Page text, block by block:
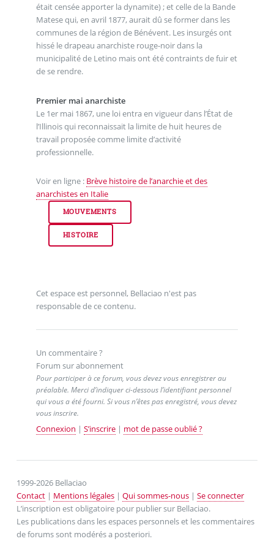
était censée apporter la dynamite) ; et celle de la Bande
Matese qui, en avril 1877, aurait dû se former dans les
communes de la région de Bénévent. Les insurgés ont
hissé le drapeau anarchiste rouge-noir dans la
municipalité de Letino mais ont été contraints de fuir et
de se rendre.
Premier mai anarchiste
Le 1er mai 1867, une loi entra en vigueur dans l’État de
l’Illinois qui reconnaissait la limite de huit heures de
travail proposée comme limite d’activité
professionnelle.
Voir en ligne : Brève histoire de l’anarchie et des
anarchistes en Italie
MOUVEMENTS
HISTOIRE
Cet espace est personnel, Bellaciao n'est pas
responsable de ce contenu.
Un commentaire ?
Forum sur abonnement
Pour participer à ce forum, vous devez vous enregistrer au
préalable. Merci d’indiquer ci-dessous l’identifiant personnel
qui vous a été fourni. Si vous n’êtes pas enregistré, vous devez
vous inscrire.
Connexion | S’inscrire| mot de passe oublié ?
1999-2026 Bellaciao
Contact| Mentions légales| Qui sommes-nous| Se connecter
L’inscription est obligatoire pour publier sur Bellaciao.
Les publications dans les espaces personnels et les commentaires
de forums sont modérés a posteriori.